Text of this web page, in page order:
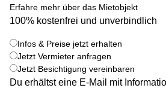
Neuss
Büro
Hamburg
Büro
mieten
Mainzer
Landstraße
Frankfurt
Europaplatz
2 Berlin
Regus
Erfahre mehr über das Mietobjekt
100% kostenfrei und unverbindlich
Infos & Preise jetzt erhalten
Jetzt Vermieter anfragen
Jetzt Besichtigung vereinbaren
Du erhältst eine E-Mail mit